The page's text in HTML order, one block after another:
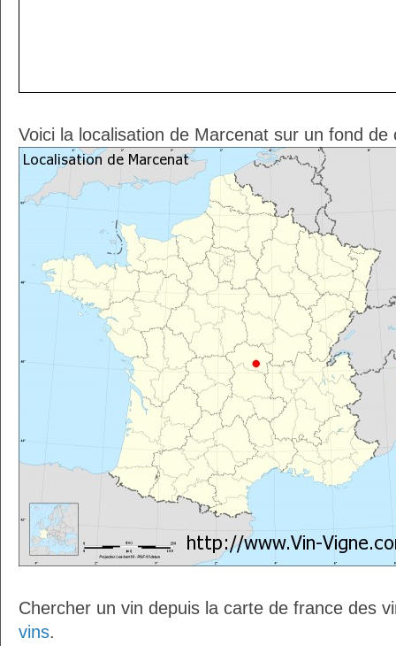
Voici la localisation de Marcenat sur un fond
Chercher un vin depuis la carte de france des
vins.